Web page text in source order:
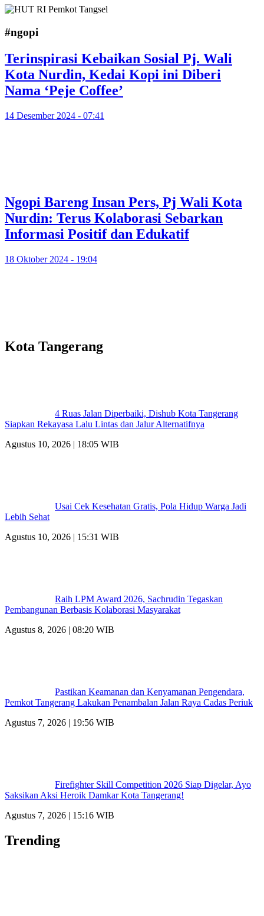
#ngopi
Terinspirasi Kebaikan Sosial Pj. Wali
Kota Nurdin, Kedai Kopi ini Diberi
Nama ‘Peje Coffee’
14 Desember 2024 - 07:41
Ngopi Bareng Insan Pers, Pj Wali Kota
Nurdin: Terus Kolaborasi Sebarkan
Informasi Positif dan Edukatif
18 Oktober 2024 - 19:04
Kota Tangerang
4 Ruas Jalan Diperbaiki, Dishub Kota Tangerang
Siapkan Rekayasa Lalu Lintas dan Jalur Alternatifnya
Agustus 10, 2026 | 18:05 WIB
Usai Cek Kesehatan Gratis, Pola Hidup Warga Jadi
Lebih Sehat
Agustus 10, 2026 | 15:31 WIB
Raih LPM Award 2026, Sachrudin Tegaskan
Pembangunan Berbasis Kolaborasi Masyarakat
Agustus 8, 2026 | 08:20 WIB
Pastikan Keamanan dan Kenyamanan Pengendara,
Pemkot Tangerang Lakukan Penambalan Jalan Raya Cadas Periuk
Agustus 7, 2026 | 19:56 WIB
Firefighter Skill Competition 2026 Siap Digelar, Ayo
Saksikan Aksi Heroik Damkar Kota Tangerang!
Agustus 7, 2026 | 15:16 WIB
Trending